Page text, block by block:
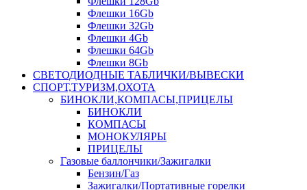
Флешки 16Gb
Флешки 32Gb
Флешки 4Gb
Флешки 64Gb
Флешки 8Gb
СВЕТОДИОДНЫЕ ТАБЛИЧКИ/ВЫВЕСКИ
СПОРТ,ТУРИЗМ,ОХОТА
БИНОКЛИ,КОМПАСЫ,ПРИЦЕЛЫ
БИНОКЛИ
КОМПАСЫ
МОНОКУЛЯРЫ
ПРИЦЕЛЫ
Газовые баллончики/Зажигалки
Бензин/Газ
Зажигалки/Портативные горелки